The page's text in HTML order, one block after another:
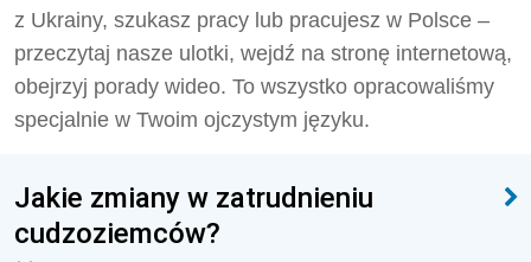
z Ukrainy, szukasz pracy lub pracujesz w Polsce –
przeczytaj nasze ulotki, wejdź na stronę internetową,
obejrzyj porady wideo. To wszystko opracowaliśmy
specjalnie w Twoim ojczystym języku.
Jakie zmiany w zatrudnieniu
cudzoziemców?